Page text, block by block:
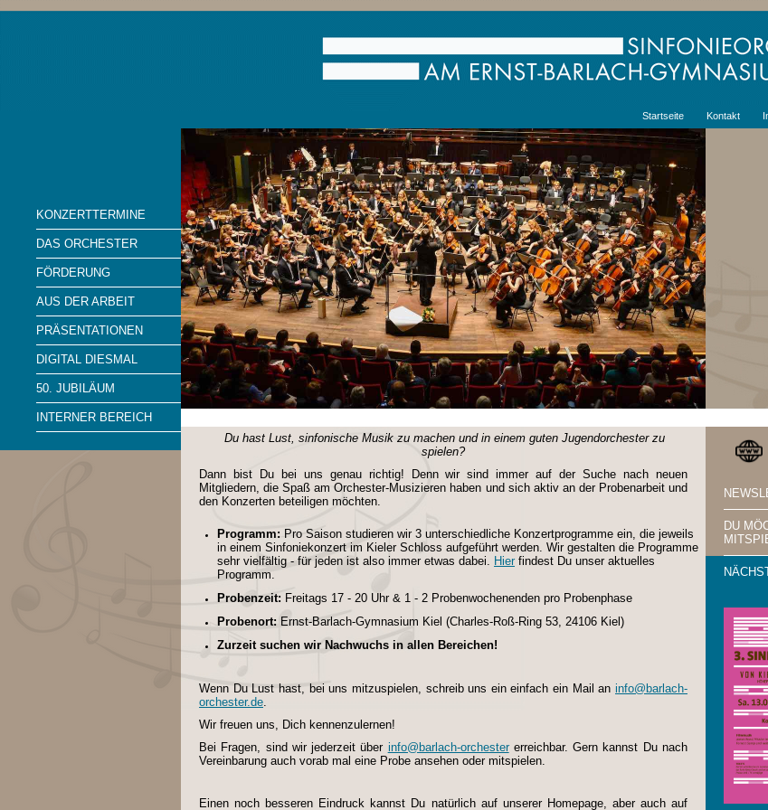
Startseite Kontakt
KONZERTTERMINE
DAS ORCHESTER
FÖRDERUNG
AUS DER ARBEIT
PRÄSENTATIONEN
DIGITAL DIESMAL
50. JUBILÄUM
INTERNER BEREICH
Du hast Lust, sinfonische Musik zu machen und in einem guten Jugendorchester zu
spielen?
Dann bist Du bei uns genau richtig! Denn wir sind immer auf der Suche nach neuen
Mitgliedern, die Spaß am Orchester-Musizieren haben und sich aktiv an der Probenarbeit und
den Konzerten beteiligen möchten.
Programm: Pro Saison studieren wir 3 unterschiedliche Konzertprogramme ein, die jeweils
in einem Sinfoniekonzert im Kieler Schloss aufgeführt werden. Wir gestalten die Programme
sehr vielfältig - für jeden ist also immer etwas dabei. Hierfindest Du unser aktuelles
Programm.
Probenzeit: Freitags 17 - 20 Uhr & 1 - 2 Probenwochenenden pro Probenphase
Probenort: Ernst-Barlach-Gymnasium Kiel (Charles-Roß-Ring 53, 24106 Kiel)
Zurzeit suchen wir Nachwuchs in allen Bereichen!
Wenn Du Lust hast, bei uns mitzuspielen, schreib uns ein einfach ein Mail an info@barlach-
orchester.de.
Wir freuen uns, Dich kennenzulernen!
Bei Fragen, sind wir jederzeit über info@barlach-orchestererreichbar. Gern kannst Du nach
Vereinbarung auch vorab mal eine Probe ansehen oder mitspielen.
Einen noch besseren Eindruck kannst Du natürlich auf unserer Homepage, aber auch auf
DU